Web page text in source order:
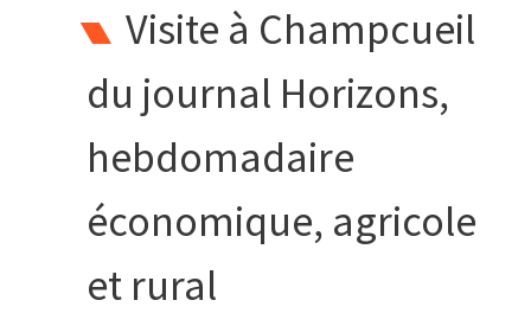
Visite à Champcueil
du journal Horizons,
hebdomadaire
économique, agricole
et rural